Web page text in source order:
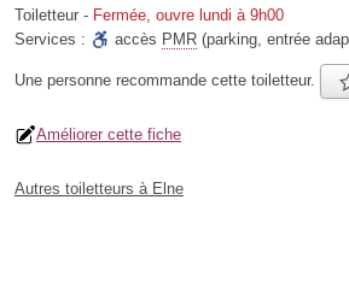
Toiletteur - Fermée, ouvre lundi à 9h00
Services :
accès PMR (parking, entrée
Une personne recommande cette toiletteur.
Améliorer cette fiche
Autres toiletteurs à Elne